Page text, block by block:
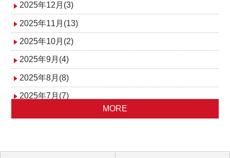
2025年12月(3)
2025年11月(13)
2025年10月(2)
2025年9月(4)
2025年8月(8)
2025年7月(7)
2025年4月(4)
MORE